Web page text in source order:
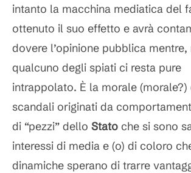
intanto la macchina mediatica del
ottenuto il suo effetto e avrà
dovere l’opinione pubblica mentre,
qualcuno degli spiati ci resta pure
intrappolato. È la morale
scandali originati da
di “pezzi” dello Stato che si sono
interessi di media e (o) di coloro
dinamiche sperano di trarre